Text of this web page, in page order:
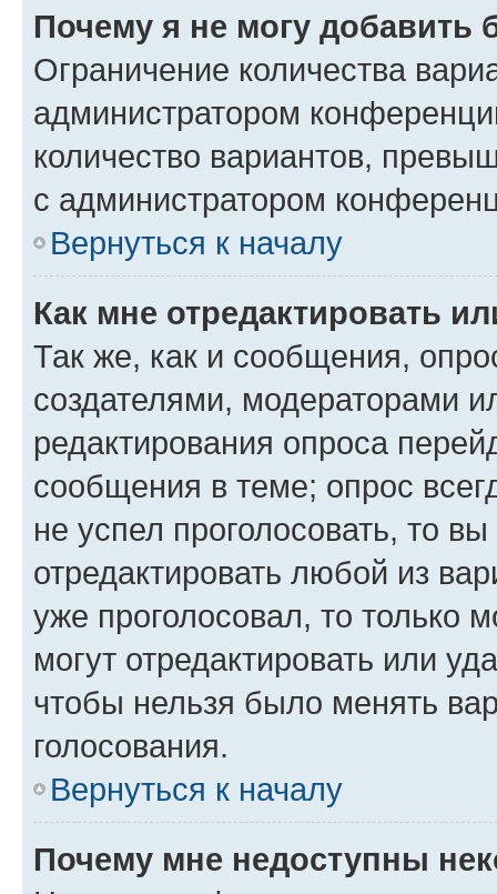
Почему я не могу добавить
Ограничение количества
администратором
количество вариантов,
с администратором
Вернуться к началу
Как мне отредактировать
Так же, как и сообщения,
создателями, модераторами
редактирования опроса
сообщения в теме; опрос
не успел проголосовать, то
отредактировать любой из
уже проголосовал, то только
могут отредактировать или
чтобы нельзя было менять
голосования.
Вернуться к началу
Почему мне недоступны